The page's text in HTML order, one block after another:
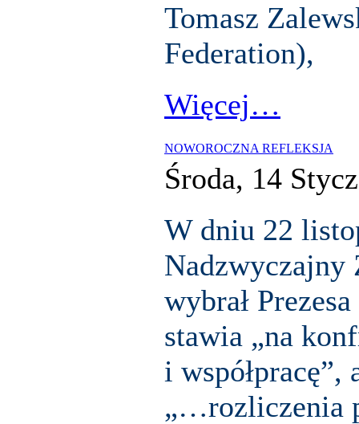
Tomasz
Federation),
Więcej…
NOWOROCZNA REFLEKSJA
Środa, 14
W dniu 22
Nadzwyczajny
wybrał
stawia „na
i współpracę”,
„…rozliczenia